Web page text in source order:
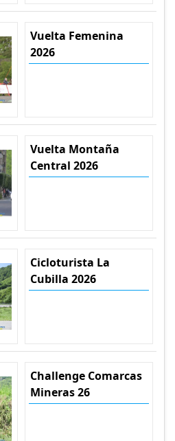
Vuelta Femenina
2026
Vuelta Montaña
Central 2026
Cicloturista La
Cubilla 2026
Challenge Comarcas
Mineras 26